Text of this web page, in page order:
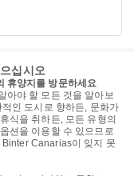
십시오
휴양지를 방문하세요
아야 할 모든 것을 알아보
인 도시로 향하든, 문화가
식을 취하든, 모든 유형의
션을 이용할 수 있으므로
Binter Canarias이 잊지 못